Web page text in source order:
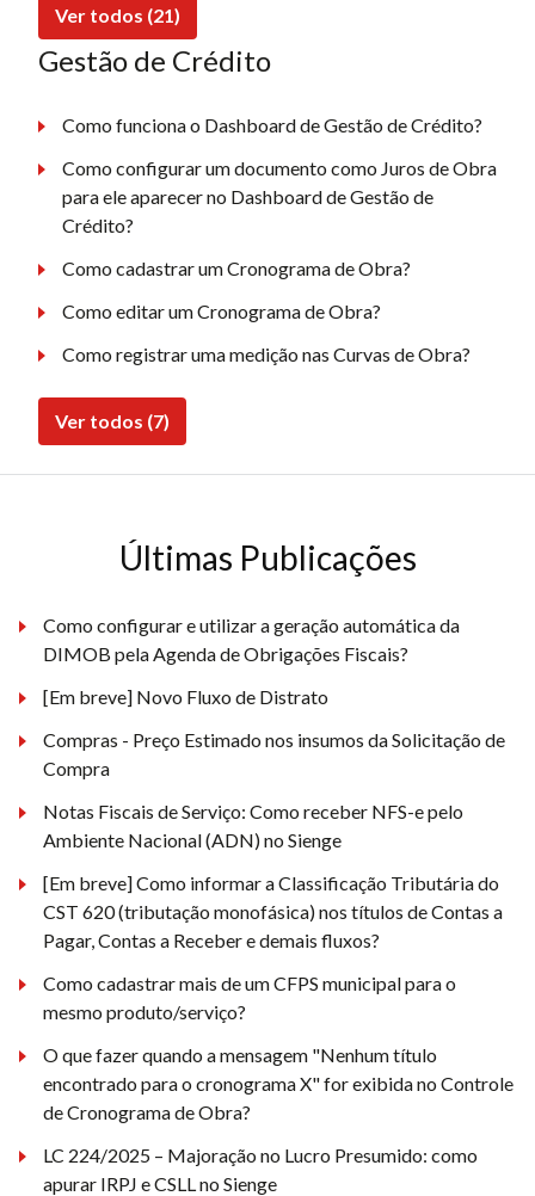
Ver todos (21)
Gestão de Crédito
Como funciona o Dashboard de Gestão de Crédito?
Como configurar um documento como Juros de Obra
para ele aparecer no Dashboard de Gestão de
Crédito?
Como cadastrar um Cronograma de Obra?
Como editar um Cronograma de Obra?
Como registrar uma medição nas Curvas de Obra?
Ver todos (7)
Últimas Publicações
Como configurar e utilizar a geração automática da
DIMOB pela Agenda de Obrigações Fiscais?
[Em breve] Novo Fluxo de Distrato
Compras - Preço Estimado nos insumos da Solicitação de
Compra
Notas Fiscais de Serviço: Como receber NFS-e pelo
Ambiente Nacional (ADN) no Sienge
[Em breve] Como informar a Classificação Tributária do
CST 620 (tributação monofásica) nos títulos de Contas a
Pagar, Contas a Receber e demais fluxos?
Como cadastrar mais de um CFPS municipal para o
mesmo produto/serviço?
O que fazer quando a mensagem "Nenhum título
encontrado para o cronograma X" for exibida no Controle
de Cronograma de Obra?
LC 224/2025 – Majoração no Lucro Presumido: como
apurar IRPJ e CSLL no Sienge